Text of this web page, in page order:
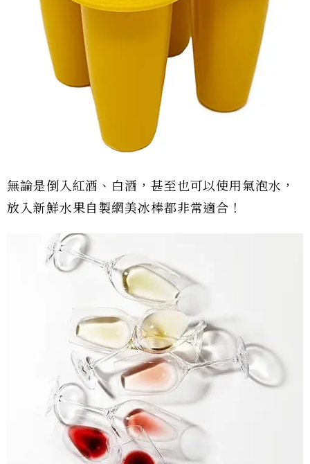
無論是倒入紅酒、白酒，甚至也可以使用氣泡水，
放入新鮮水果自製網美冰棒都非常適合！